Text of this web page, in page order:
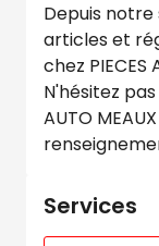
Depuis
articles et
chez PIECES
N'hésitez
AUTO
Services